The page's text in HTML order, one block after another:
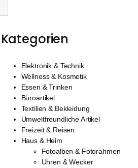
Kategorien
Elektronik & Technik
Wellness & Kosmetik
Essen & Trinken
Büroartikel
Textilien & Bekleidung
Umweltfreundliche Artikel
Freizeit & Reisen
Haus & Heim
Fotoalben & Fotorahmen
Uhren & Wecker